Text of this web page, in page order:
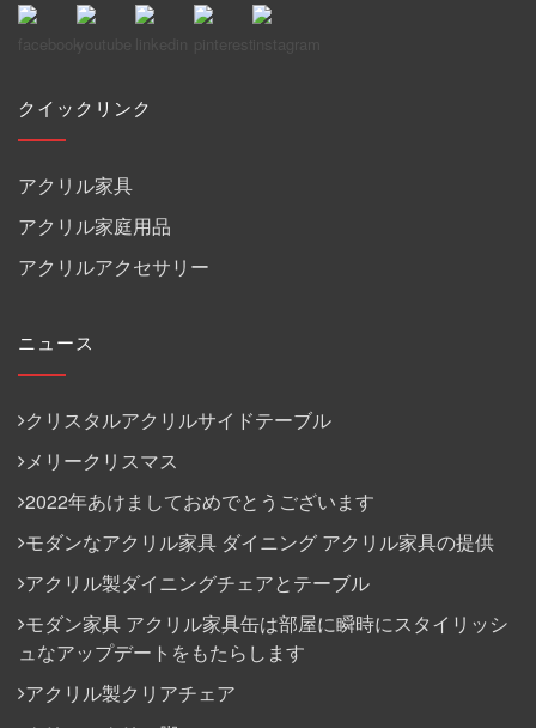
クイックリンク
アクリル家具
アクリル家庭用品
アクリルアクセサリー
ニュース
クリスタルアクリルサイドテーブル
メリークリスマス
2022年あけましておめでとうございます
モダンなアクリル家具 ダイニング アクリル家具の提供
アクリル製ダイニングチェアとテーブル
モダン家具 アクリル家具缶は部屋に瞬時にスタイリッシ
ュなアップデートをもたらします
アクリル製クリアチェア